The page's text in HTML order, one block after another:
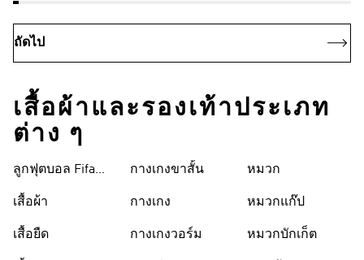
ถัดไป
เสื้อผ้าและรองเท้าประเภท
ต่าง ๆ
ลูกฟุตบอล Fifa
เสื้อผ้า
เสื้อยืด
กางเกงขาสั้น
กางเกง
กางเกงวอร์ม
หมวก
หมวกแก๊ป
หมวกบักเก็ต